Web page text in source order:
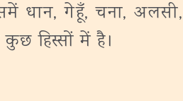
धान, गेहूँ, चना,
हिस्सों में है।